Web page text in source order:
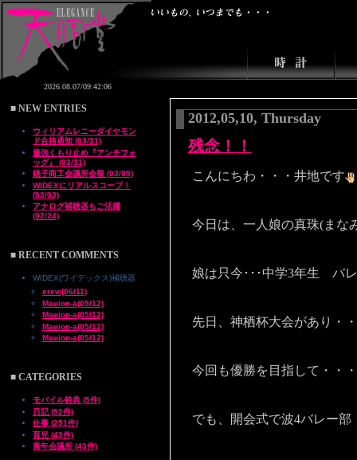
■ NEW ENTRIES
ウィリアムレニーダイヤモン
ド合格通知 (03/31)
最強くもり止め『アンチフォ
ッグ』 (03/31)
銚子商工会議所会報 (03/05)
WIDEXにリアルスコープ！
(03/03)
アナログ補聴器もご活躍
(02/24)
■ RECENT COMMENTS
WIDEX(ワイデックス)補聴器
erew(06/11)
Mavion-a(05/12)
Mavion-a(05/12)
Mavion-a(05/12)
Mavion-a(05/12)
■ CATEGORIES
モバイル特典 (5件)
日記 (92件)
仕事 (251件)
育児 (43件)
青年会議所 (43件)
2012,05,10, Thursday
残念！！
こんにちわ・・・井地です
今日は、一人娘の真珠(まな
娘は只今･･･中学3年生 バ
先日、神栖杯大会があり・
今回も優勝を目指して・
でも、開会式で波4バレ